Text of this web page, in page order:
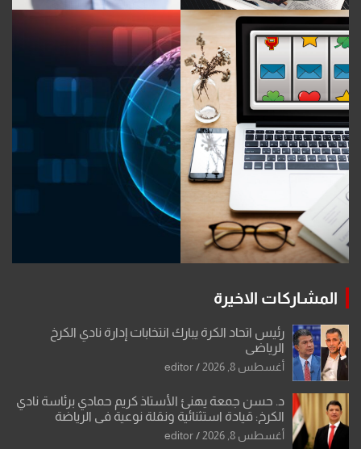
المشاركات الاخيرة
رئيس اتحاد الكرة يبارك انتخابات إدارة نادي الكرخ
الرياضي
أغسطس 8, 2026 editor
د. حسن جمعة يهنئ الأستاذ كريم حمادي برئاسة نادي
الكرخ: قيادة استثنائية ونقلة نوعية في الرياضة
العراقية
أغسطس 8, 2026 editor